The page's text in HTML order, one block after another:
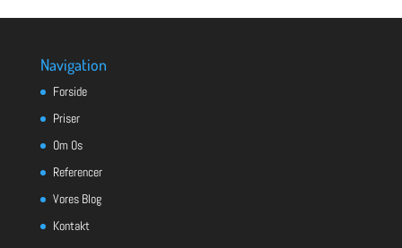
Navigation
Forside
Priser
Om Os
Referencer
Vores Blog
Kontakt